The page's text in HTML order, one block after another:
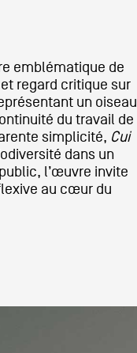
emblématique de
regard critique sur
un oiseau
du travail de
simplicité, Cui
dans un
l’œuvre invite
au cœur du